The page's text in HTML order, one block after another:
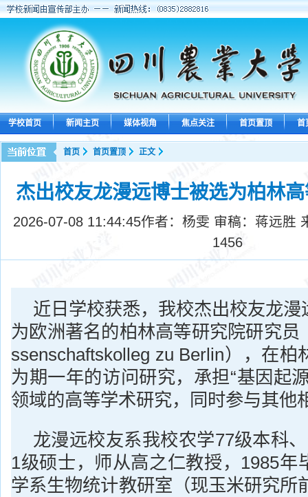
学校首页 新闻主页 媒体视角 焦点关注 首页置顶 首
首页 首页置顶 正文
杰出校友龙漫远博士被选为柏林
2026-07-08 11:44:45作者：杨雯 审稿：蒋远胜
1456
近日学校获悉，我校杰出校友龙
为欧洲著名的柏林高等研究院研究员
ssenschaftskolleg zu Berlin），在柏
为期一年的访问研究，承担“基因起
领域的高等学术研究，同时参与其他
龙漫远校友系我校农学77级本科
1级硕士，师从高之仁教授，1985年
学系生物统计教研室（现玉米研究所